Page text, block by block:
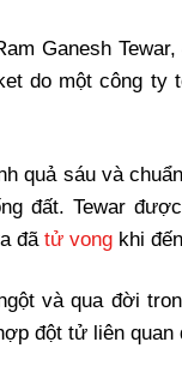
Ganesh
do một công
quả sáu và
đất. Tewar
đã tử vong khi
và qua đời
đột tử liên quan